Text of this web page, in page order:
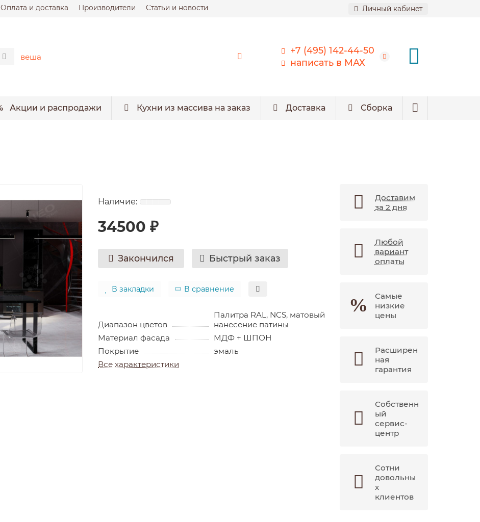
Оплата и доставка Производители Статьи и новости Личный кабинет
+7 (495) 142-44-50
написать в МАХ
Акции и распродажи Кухни из массива на заказ Доставка Сборка
34500 ₽
Закончился Быстрый заказ
В закладки В сравнение
Диапазон цветов
Палитра RAL, NCS, матовый
нанесение патины
Материал фасада
МДФ + ШПОН
Покрытие
эмаль
Все характеристики
Доставим
за 2 дня
Любой
вариант
оплаты
Самые
низкие
цены
Расширен
ная
гарантия
Собственн
ый
сервис-
центр
Сотни
довольны
х
клиентов